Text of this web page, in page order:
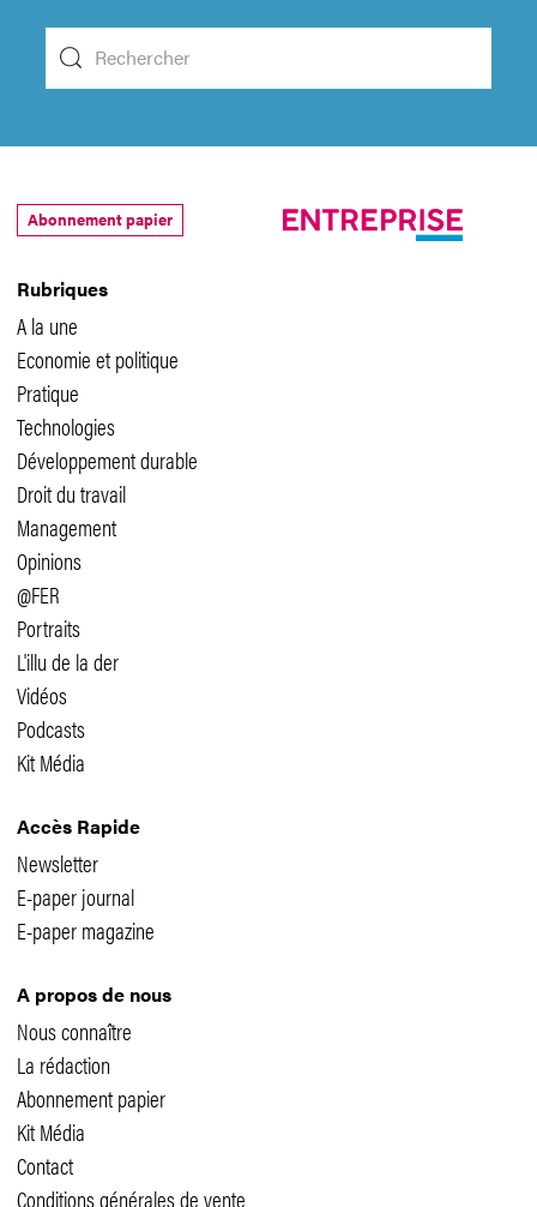
Rubriques
A la une
Economie et politique
Pratique
Technologies
Développement durable
Droit du travail
Management
Opinions
@FER
Portraits
L'illu de la der
Vidéos
Podcasts
Kit Média
Accès Rapide
Newsletter
E-paper journal
E-paper magazine
A propos de nous
Nous connaître
La rédaction
Abonnement papier
Kit Média
Contact
Conditions générales de vente
Abonnement papier